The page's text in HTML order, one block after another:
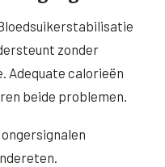
zonder
calorieën
beide problemen.